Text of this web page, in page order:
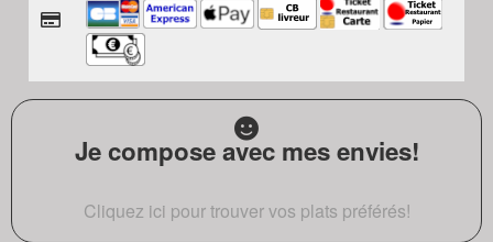
Je compose avec mes envies!
Cliquez ici pour trouver vos plats préférés!